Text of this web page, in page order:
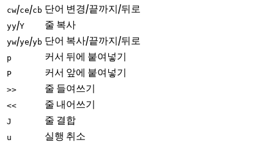
cw/ce/cb 단어 변경/끝까지/뒤로
yy/Y 줄 복사
yw/ye/yb 단어 복사/끝까지/뒤로
p 커서 뒤에 붙여넣기
P 커서 앞에 붙여넣기
>> 줄 들여쓰기
<< 줄 내어쓰기
J 줄 결합
u 실행 취소